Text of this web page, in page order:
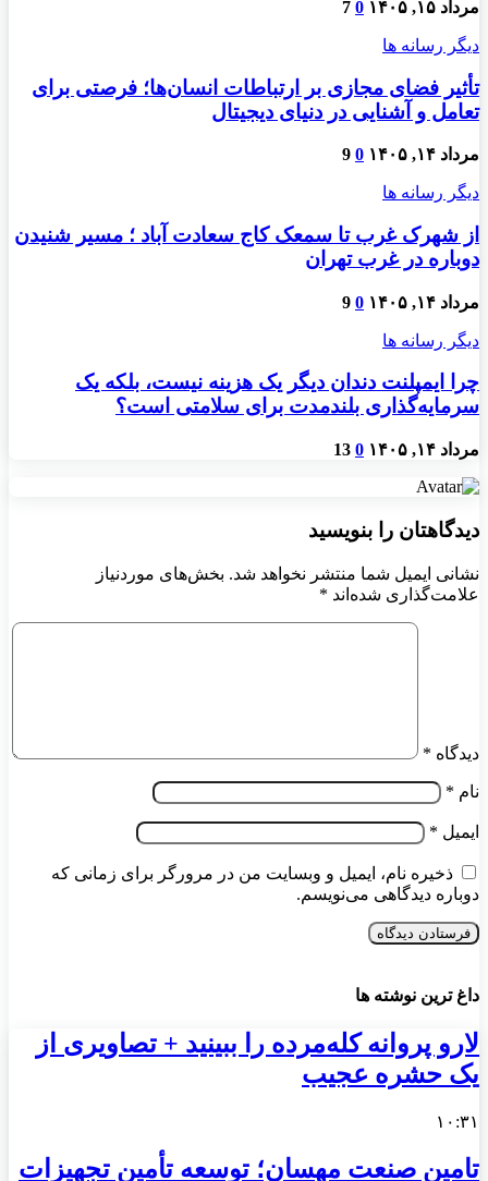
مرداد ۱۵, ۱۴۰۵ 0
7
دیگر رسانه ها
تأثیر فضای مجازی بر ارتباطات انسان‌ها؛ فرصتی برای
تعامل و آشنایی در دنیای دیجیتال
مرداد ۱۴, ۱۴۰۵ 0
9
دیگر رسانه ها
از شهرک غرب تا سمعک کاج سعادت آباد ؛ مسیر شنیدن
دوباره در غرب تهران
مرداد ۱۴, ۱۴۰۵ 0
9
دیگر رسانه ها
چرا ایمپلنت دندان دیگر یک هزینه نیست، بلکه یک
سرمایه‌گذاری بلندمدت برای سلامتی است؟
مرداد ۱۴, ۱۴۰۵ 0
13
دیدگاهتان را بنویسید
نشانی ایمیل شما منتشر نخواهد شد. بخش‌های موردنیاز
علامت‌گذاری شده‌اند *
دیدگاه *
نام *
ایمیل *
ذخیره نام، ایمیل و وبسایت من در مرورگر برای زمانی که
دوباره دیدگاهی می‌نویسم.
داغ ترین نوشته ها
لارو پروانه کله‌مرده را ببینید + تصاویری از
یک حشره عجیب
۱۰:۳۱
تامین صنعت مهسان؛ توسعه تأمین تجهیزات